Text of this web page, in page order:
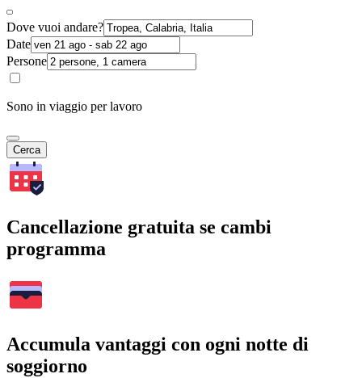
Dove vuoi andare?
Date
Persone
Sono in viaggio per lavoro
Cerca
Cancellazione gratuita se cambi
programma
Accumula vantaggi con ogni notte di
soggiorno